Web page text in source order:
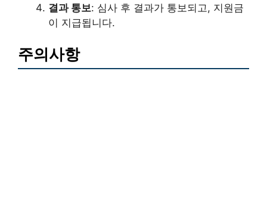
결과 통보: 심사 후 결과가 통보되고, 지원금
이 지급됩니다.
주의사항